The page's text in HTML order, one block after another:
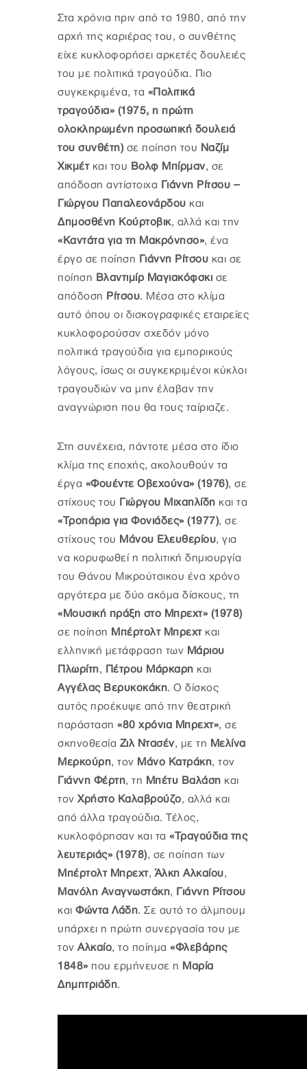
Στα χρόνια πριν από το 1980, από την
αρχή της καριέρας του, ο συνθέτης
είχε κυκλοφορήσει αρκετές δουλειές
του με πολιτικά τραγούδια. Πιο
συγκεκριμένα, τα «Πολιτικά
τραγούδια» (1975, η πρώτη
ολοκληρωμένη προσωπική δουλειά
του συνθέτη)σε ποίηση του Ναζίμ
Χικμέτ και του Βολφ Μπίρμαν, σε
απόδοση αντίστοιχα Γιάννη Ρίτσου –
Γιώργου Παπαλεονάρδου και
Δημοσθένη Κούρτοβικ, αλλά και την
«Καντάτα για τη Μακρόνησο», ένα
έργο σε ποίηση Γιάννη Ρίτσου και σε
ποίηση Βλαντιμίρ Μαγιακόφσκι σε
απόδοση Ρίτσου. Μέσα στο κλίμα
αυτό όπου οι δισκογραφικές εταιρείες
κυκλοφορούσαν σχεδόν μόνο
πολιτικά τραγούδια για εμπορικούς
λόγους, ίσως οι συγκεκριμένοι κύκλοι
τραγουδιών να μην έλαβαν την
αναγνώριση που θα τους ταίριαζε.
Στη συνέχεια, πάντοτε μέσα στο ίδιο
κλίμα της εποχής, ακολουθούν τα
έργα «Φουέντε Οβεχούνα» (1976), σε
στίχους του Γιώργου Μιχαηλίδη και τα
«Τροπάρια για Φονιάδες» (1977), σε
στίχους του Μάνου Ελευθερίου, για
να κορυφωθεί η πολιτική δημιουργία
του Θάνου Μικρούτσικου ένα χρόνο
αργότερα με δύο ακόμα δίσκους, τη
«Μουσική πράξη στο Μπρεχτ» (1978)
σε ποίηση Μπέρτολτ Μπρεχτ και
ελληνική μετάφραση των Μάριου
Πλωρίτη, Πέτρου Μάρκαρη και
Αγγέλας Βερυκοκάκη. Ο δίσκος
αυτός προέκυψε από την θεατρική
παράσταση «80 χρόνια Μπρεχτ», σε
σκηνοθεσία Ζιλ Ντασέν, με τη Μελίνα
Μερκούρη, τον Μάνο Κατράκη, τον
Γιάννη Φέρτη, τη Μπέτυ Βαλάση και
τον Χρήστο Καλαβρούζο, αλλά και
από άλλα τραγούδια. Τέλος,
κυκλοφόρησαν και τα «Τραγούδια της
λευτεριάς» (1978), σε ποίηση των
Μπέρτολτ Μπρεχτ, Άλκη Αλκαίου,
Μανόλη Αναγνωστάκη, Γιάννη Ρίτσου
και Φώντα Λάδη. Σε αυτό το άλμπουμ
υπάρχει η πρώτη συνεργασία του με
τον Αλκαίο, το ποίημα «Φλεβάρης
1848» που ερμήνευσε η Μαρία
Δημητριάδη.